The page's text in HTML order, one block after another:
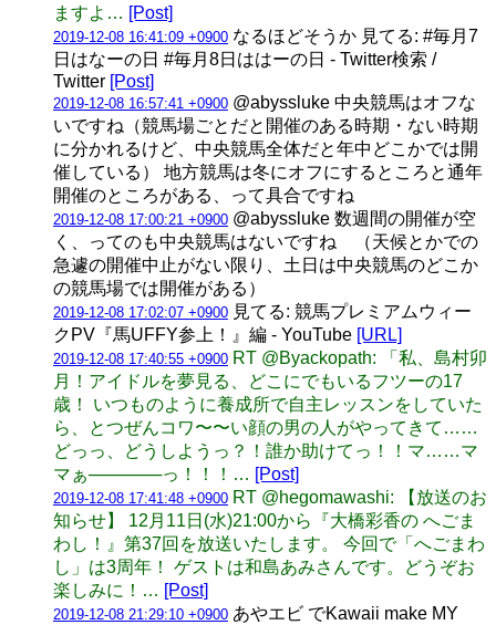
ますよ… [Post]
2019-12-08 16:41:09 +0900 なるほどそうか 見てる: #毎月7
日はなーの日 #毎月8日ははーの日 - Twitter検索 /
Twitter [Post]
2019-12-08 16:57:41 +0900 @abyssluke 中央競馬はオフな
いですね（競馬場ごとだと開催のある時期・ない時期
に分かれるけど、中央競馬全体だと年中どこかでは開
催している） 地方競馬は冬にオフにするところと通年
開催のところがある、って具合ですね
2019-12-08 17:00:21 +0900 @abyssluke 数週間の開催が空
く、ってのも中央競馬はないですね （天候とかでの
急遽の開催中止がない限り、土日は中央競馬のどこか
の競馬場では開催がある）
2019-12-08 17:02:07 +0900 見てる: 競馬プレミアムウィー
クPV『馬UFFY参上！』編 - YouTube [URL]
2019-12-08 17:40:55 +0900 RT @Byackopath: 「私、島村卯
月！アイドルを夢見る、どこにでもいるフツーの17
歳！ いつものように養成所で自主レッスンをしていた
ら、とつぜんコワ〜〜い顔の男の人がやってきて……
どっっ、どうしようっ？！誰か助けてっ！！マ……マ
マぁ──────っ！！！… [Post]
2019-12-08 17:41:48 +0900 RT @hegomawashi: 【放送のお
知らせ】 12月11日(水)21:00から『大橋彩香の へごま
わし！』第37回を放送いたします。 今回で「へごまわ
し」は3周年！ ゲストは和島あみさんです。どうぞお
楽しみに！… [Post]
2019-12-08 21:29:10 +0900 あやエビ でKawaii make MY